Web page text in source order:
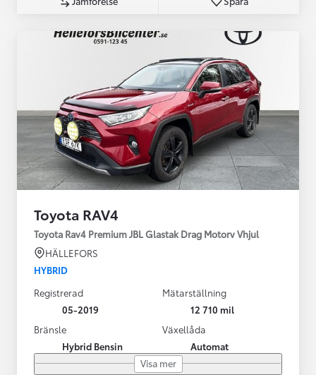
Toyota RAV4
Toyota Rav4 Premium JBL Glastak Drag Motorv Vhjul
HÄLLEFORS
HYBRID
Registrerad
05-2019
Mätarställning
12 710 mil
Bränsle
Hybrid Bensin
Växellåda
Automat
Visa mer